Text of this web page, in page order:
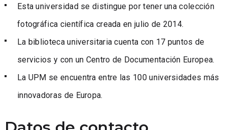
Esta universidad se distingue por tener una colección
fotográfica científica creada en julio de 2014.
La biblioteca universitaria cuenta con 17 puntos de
servicios y con un Centro de Documentación Europea.
La UPM se encuentra entre las 100 universidades más
innovadoras de Europa.